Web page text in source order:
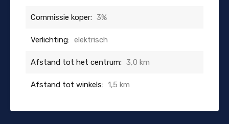
Commissie koper: 3%
Verlichting: elektrisch
Afstand tot het centrum: 3,0 km
Afstand tot winkels: 1,5 km